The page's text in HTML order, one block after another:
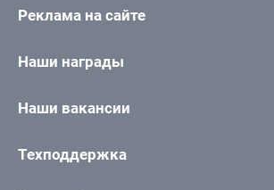
Реклама на сайте
Наши награды
Наши вакансии
Техподдержка